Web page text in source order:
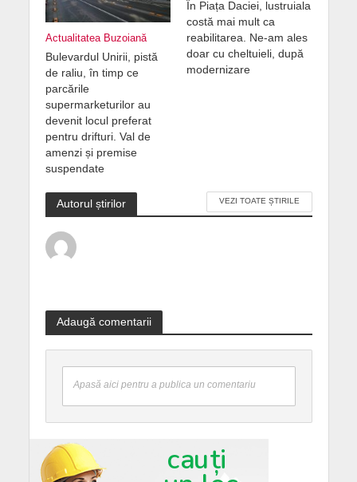
Actualitatea Buzoiană
Bulevardul Unirii, pistă
de raliu, în timp ce
parcările
supermarketurilor au
devenit locul preferat
pentru drifturi. Val de
amenzi și premise
suspendate
În Piața Daciei, lustruiala
costă mai mult ca
reabilitarea. Ne-am ales
doar cu cheltuieli, după
modernizare
Autorul știrilor VEZI TOATE ȘTIRILE
Adaugă comentarii
Apasă aici pentru a publica un comentariu